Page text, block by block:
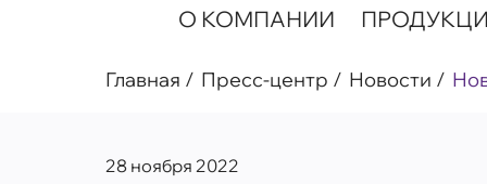
О КОМПАНИИ
Главная Пресс-центр Новости
28 ноября 2022